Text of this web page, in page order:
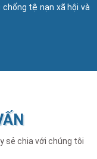
chống tệ nạn xã hội và
sẻ chia với chúng tôi